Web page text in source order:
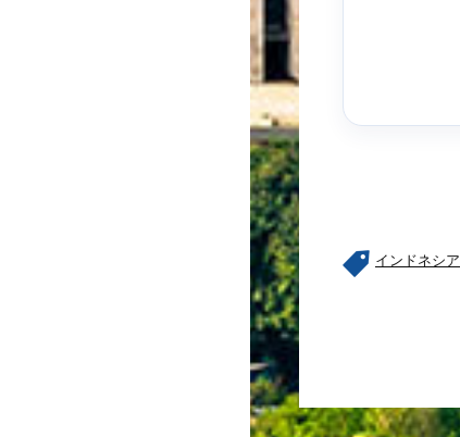
インドネシア